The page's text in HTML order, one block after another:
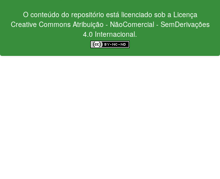
O conteúdo do repositório está licenciado sob a Licença
Creative CommonsAtribuição - NãoComercial - SemDerivações
4.0 Internacional.